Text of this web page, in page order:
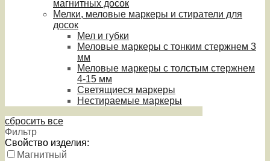
магнитных досок
Мелки, меловые маркеры и стиратели для
досок
Мел и губки
Меловые маркеры с тонким стержнем 3
мм
Меловые маркеры с толстым стержнем
4-15 мм
Светящиеся маркеры
Нестираемые маркеры
сбросить все
Фильтр
Свойство изделия:
Магнитный